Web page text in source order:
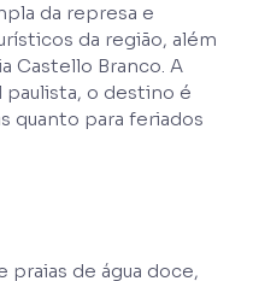
da represa e
da região, além
Castello Branco. A
paulista, o destino é
quanto para feriados
praias de água doce,